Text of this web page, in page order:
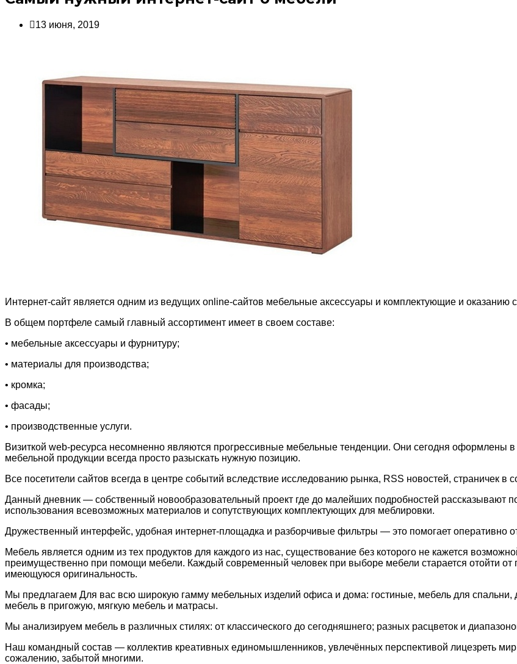
13 июня, 2019
Интернет-сайт является одним из ведущих online-сайтов мебельные аксессуары и комплектующие и оказанию
В общем портфеле самый главный ассортимент имеет в своем составе:
• мебельные аксессуары и фурнитуру;
• материалы для производства;
• кромка;
• фасады;
• производственные услуги.
Визиткой web-ресурса несомненно являются прогрессивные мебельные тенденции. Они сегодня
мебельной продукции всегда просто разыскать нужную позицию.
Все посетители сайтов всегда в центре событий вследствие исследованию рынка, RSS новостей, страничек в
Данный дневник — собственный новообразовательный проект где до малейших подробностей рассказывают
использования всевозможных материалов и сопутствующих комплектующих для меблировки.
Дружественный интерфейс, удобная интернет-площадка и разборчивые фильтры — это помогает оперативно
Мебель является одним из тех продуктов для каждого из нас, существование без которого не кажется
преимущественно при помощи мебели. Каждый современный человек при выборе мебели старается отойти от
имеющуюся оригинальность.
Мы предлагаем Для вас всю широкую гамму мебельных изделий офиса и дома: гостиные, мебель для спальни,
мебель в пригожую, мягкую мебель и матрасы.
Мы анализируем мебель в различных стилях: от классического до сегодняшнего; разных расцветок и
Наш командный состав — коллектив креативных единомышленников, увлечённых перспективой лицезреть
сожалению, забытой многими.